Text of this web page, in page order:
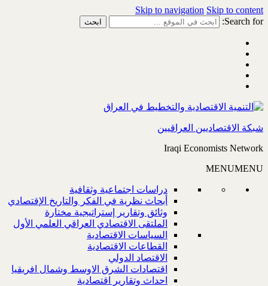
Skip to navigation Skip to content
Search for:
شبكة الاقتصاديين العراقيين
Iraqi Economists Network
MENUMENU
دراسات اجتماعية وثقافية
أبحاث نظرية في الفكر والتاريخ الإقتصادي
وثائق وتقارير إستراتيجية مختارة
الملتقى الاقتصادي العراقي العلمي الأول
السياسات الاقتصادية
القطاعات الاقتصادية
الاقتصاد الدولي
اقتصادات الشرق الاوسط وشمال افريقيا
احداث وتقارير اقتصادية